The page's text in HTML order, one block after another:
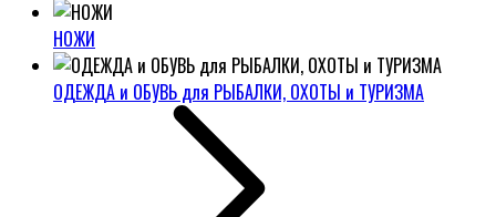
НОЖИ
ОДЕЖДА и ОБУВЬ для РЫБАЛКИ, ОХОТЫ и ТУРИЗМА